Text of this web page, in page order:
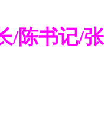
/陈书记/